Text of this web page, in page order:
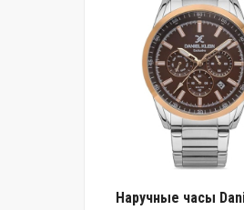
Наручные часы